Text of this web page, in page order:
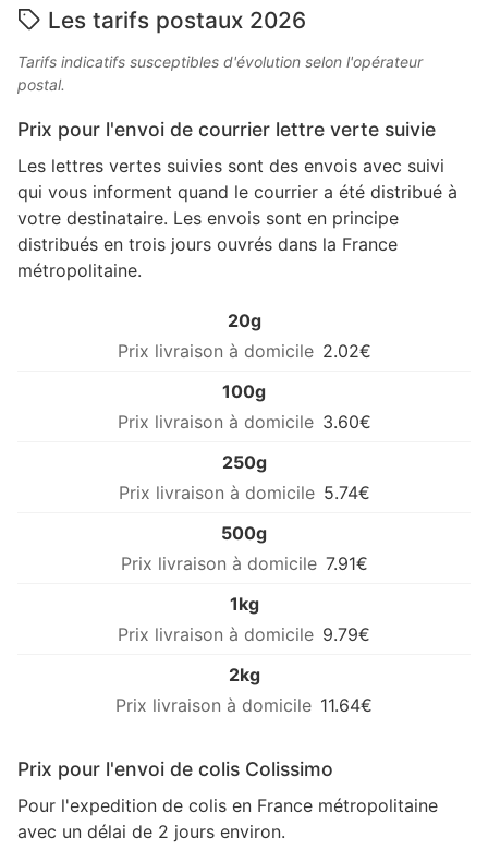
Les tarifs postaux 2026
Tarifs indicatifs susceptibles d'évolution selon l'opérateur
postal.
Prix pour l'envoi de courrier lettre verte suivie
Les lettres vertes suivies sont des envois avec suivi
qui vous informent quand le courrier a été distribué à
votre destinataire. Les envois sont en principe
distribués en trois jours ouvrés dans la France
métropolitaine.
20g
2.02€
100g
3.60€
250g
5.74€
500g
7.91€
1kg
9.79€
2kg
11.64€
Prix pour l'envoi de colis Colissimo
Pour l'expedition de colis en France métropolitaine
avec un délai de 2 jours environ.